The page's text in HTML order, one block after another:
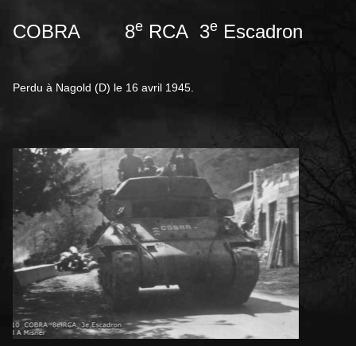
COBRA 8e RCA 3e Escadron
Perdu à Nagold (D) le 16 avril 1945.